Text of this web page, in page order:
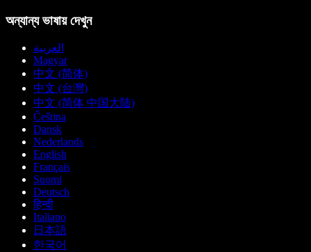
অন্যান্য ভাষায় দেখুন
العربية
Magyar
中文 (简体)
中文 (台灣)
中文 (简体 中国大陆)
Čeština
Dansk
Nederlands
English
Français
Suomi
Deutsch
हिन्दी
Italiano
日本語
한국어